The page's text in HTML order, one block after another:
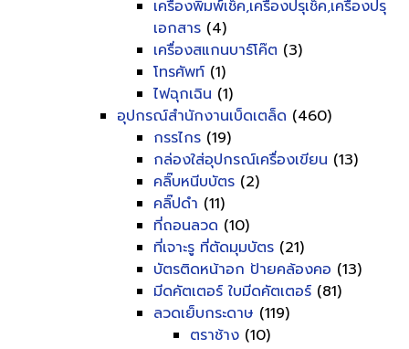
เครื่องพิมพ์เช็ค,เครื่องปรุเช็ค,เครื่องปรุ
เอกสาร (4)
เครื่องสแกนบาร์โค๊ต (3)
โทรศัพท์ (1)
ไฟฉุกเฉิน (1)
อุปกรณ์สำนักงานเบ็ดเตล็ด (460)
กรรไกร (19)
กล่องใส่อุปกรณ์เครื่องเขียน (13)
คลิ๊บหนีบบัตร (2)
คลิ๊ปดำ (11)
ที่ถอนลวด (10)
ที่เจาะรู ที่ตัดมุมบัตร (21)
บัตรติดหน้าอก ป้ายคล้องคอ (13)
มีดคัตเตอร์ ใบมีดคัตเตอร์ (81)
ลวดเย็บกระดาษ (119)
ตราช้าง (10)